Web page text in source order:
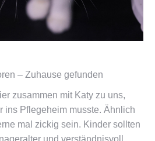
– Zuhause gefunden
zusammen mit Katy zu uns,
ins Pflegeheim musste. Ähnlich
mal zickig sein. Kinder sollten
und verständnisvoll